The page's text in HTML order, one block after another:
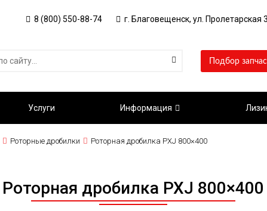
8 (800) 550-88-74 г. Благовещенск, ул. Пролетарская
Подбор
Услуги Информация
Роторные дробилки Роторная дробилка PXJ 800×400
Роторная дробилка PXJ 800×400